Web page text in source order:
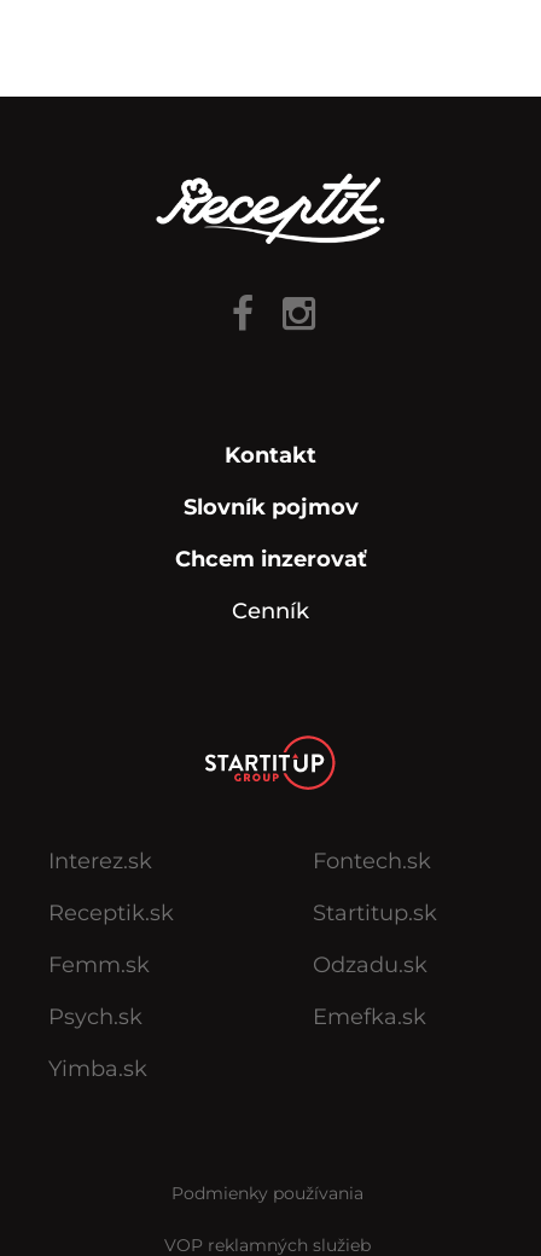
Kontakt
Slovník pojmov
Chcem inzerovať
Cenník
Interez.sk
Receptik.sk
Femm.sk
Psych.sk
Yimba.sk
Fontech.sk
Startitup.sk
Odzadu.sk
Emefka.sk
Podmienky používania
VOP reklamných služieb